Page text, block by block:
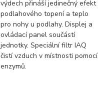
výdech přináší jedinečný efekt
podlahového topení a teplo
pro nohy u podlahy. Displej a
ovládací panel součástí
jednotky. Speciální filtr IAQ
čistí vzduch v místnosti pomocí
enzymů.